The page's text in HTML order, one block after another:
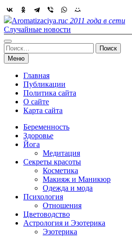
Skip
to
content
Aromatizaciya.ruс 2011 года в сети
Случайные новости
Найти:
Меню
Главная
Публикации
Политика сайта
О сайте
Карта сайта
Беременность
Здоровье
Йога
Медитация
Секреты красоты
Косметика
Макияж и Маникюр
Одежда и мода
Психология
Отношения
Цветоводство
Астрология и Эзотерика
Эзотерика